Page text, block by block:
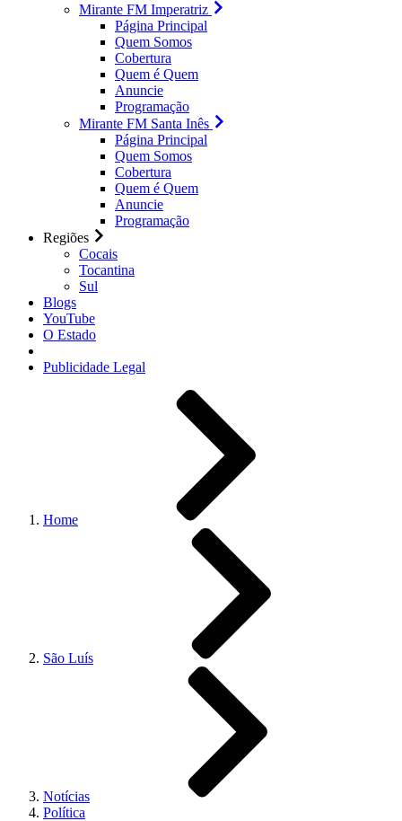
Mirante FM Imperatriz
Página Principal
Quem Somos
Cobertura
Quem é Quem
Anuncie
Programação
Mirante FM Santa Inês
Página Principal
Quem Somos
Cobertura
Quem é Quem
Anuncie
Programação
Regiões
Cocais
Tocantina
Sul
Blogs
YouTube
O Estado
Publicidade Legal
Home
São Luís
Notícias
Política